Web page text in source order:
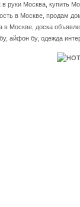
руки Москва, купить
в Москве, продам
в Москве, доска
айфон бу, одежда